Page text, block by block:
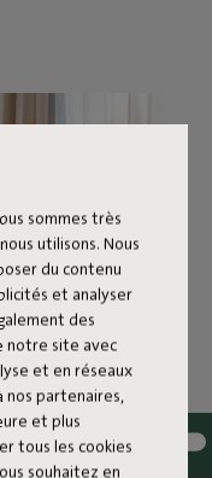
sommes très
utilisons. Nous
du contenu
et analyser
des
notre site avec
et en réseaux
nos partenaires,
et plus
tous les cookies
souhaitez en